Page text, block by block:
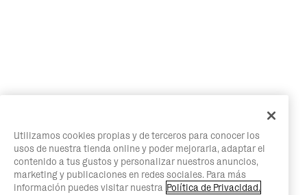
Utilizamos cookies propias y de terceros para conocer los
usos de nuestra tienda online y poder mejorarla, adaptar el
contenido a tus gustos y personalizar nuestros anuncios,
marketing y publicaciones en redes sociales. Para más
información puedes visitar nuestra Política de Privacidad.